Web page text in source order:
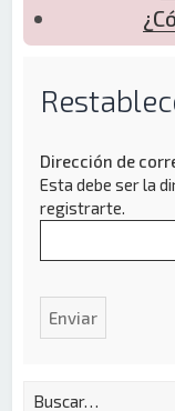
Dirección de
Esta debe ser la
registrarte.